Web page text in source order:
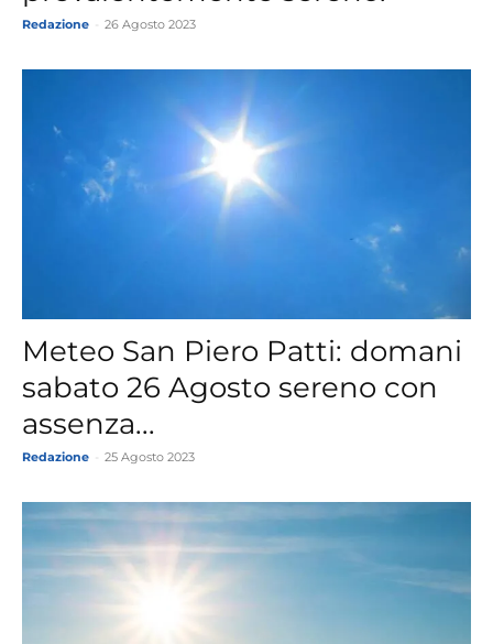
Redazione 26 Agosto 2023
Meteo San Piero Patti: domani
sabato 26 Agosto sereno con
assenza...
Redazione 25 Agosto 2023